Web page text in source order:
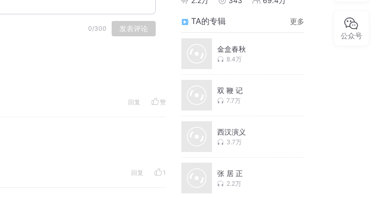
0/300 发表评论
回复 赞
回复 1
TA的专辑 更多
金盒春秋
8.4万
双 鞭 记
7.7万
西汉演义
3.7万
张 居 正
2.2万
公众号